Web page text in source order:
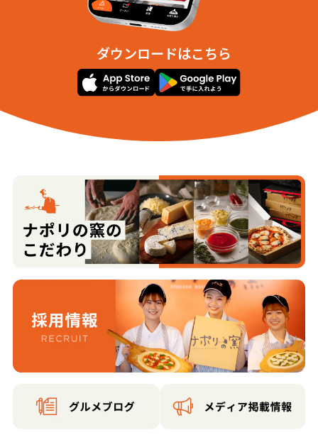
富沢字六本松
富沢字山口
富沢南１丁目
富沢南２丁目
富田字京ノ北
富田字京町外河原
富田字上野西
富田字上野中
富田字上野東
富田字南ノ西
富田字南ノ中
富田字南ノ東
富田字八幡東
富沢字多賀社前
富沢字堀ノ内
長町４丁目
長町５丁目
長町６丁目
長町７丁目
長町８丁目
長町南１丁目
長町南２丁目
長町南３丁目
長町南４丁目
長嶺
西多賀１丁目
西多賀２丁目
西多賀３丁目
西多賀４丁目
西多賀５丁目
西中田１丁目
西中田３丁目
西中田４丁目
西中田５丁目
西中田６丁目
西中田７丁目
西の平１丁目
西の平２丁目
八本松１丁目
東大野田
三神峯１丁目
三神峯２丁目
緑ケ丘１丁目
緑ケ丘２丁目
ダウンロードはこちら